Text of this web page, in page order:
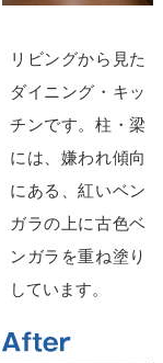
リビングから見た
ダイニング・キッ
チンです。柱・梁
には、嫌われ傾向
にある、紅いベン
ガラの上に古色ベ
ンガラを重ね塗り
しています。